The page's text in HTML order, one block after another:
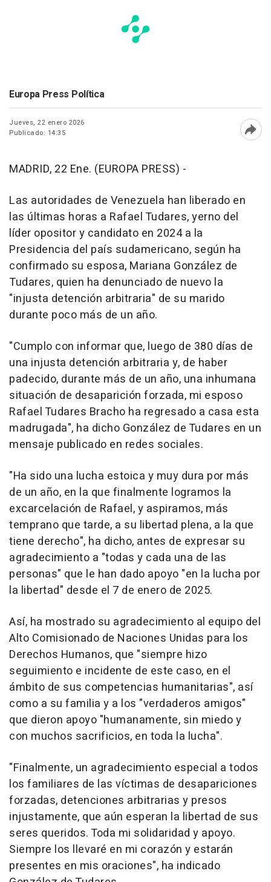
Europa Press Política
Jueves, 22 enero 2026
Publicado: 14:35
MADRID, 22 Ene. (EUROPA PRESS) -
Las autoridades de Venezuela han liberado en
las últimas horas a Rafael Tudares, yerno del
líder opositor y candidato en 2024 a la
Presidencia del país sudamericano, según ha
confirmado su esposa, Mariana González de
Tudares, quien ha denunciado de nuevo la
"injusta detención arbitraria" de su marido
durante poco más de un año.
"Cumplo con informar que, luego de 380 días de
una injusta detención arbitraria y, de haber
padecido, durante más de un año, una inhumana
situación de desaparición forzada, mi esposo
Rafael Tudares Bracho ha regresado a casa esta
madrugada", ha dicho González de Tudares en un
mensaje publicado en redes sociales.
"Ha sido una lucha estoica y muy dura por más
de un año, en la que finalmente logramos la
excarcelación de Rafael, y aspiramos, más
temprano que tarde, a su libertad plena, a la que
tiene derecho", ha dicho, antes de expresar su
agradecimiento a "todas y cada una de las
personas" que le han dado apoyo "en la lucha por
la libertad" desde el 7 de enero de 2025.
Así, ha mostrado su agradecimiento al equipo del
Alto Comisionado de Naciones Unidas para los
Derechos Humanos, que "siempre hizo
seguimiento e incidente de este caso, en el
ámbito de sus competencias humanitarias", así
como a su familia y a los "verdaderos amigos"
que dieron apoyo "humanamente, sin miedo y
con muchos sacrificios, en toda la lucha".
"Finalmente, un agradecimiento especial a todos
los familiares de las víctimas de desapariciones
forzadas, detenciones arbitrarias y presos
injustamente, que aún esperan la libertad de sus
seres queridos. Toda mi solidaridad y apoyo.
Siempre los llevaré en mi corazón y estarán
presentes en mis oraciones", ha indicado